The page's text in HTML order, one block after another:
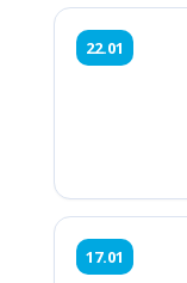
22.01
17.01